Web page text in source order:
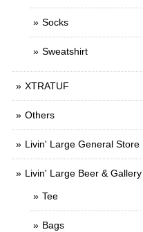
Socks
Sweatshirt
XTRATUF
Others
Livin' Large General Store
Livin' Large Beer & Gallery
Tee
Bags